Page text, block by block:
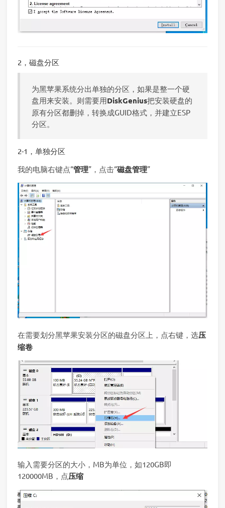
2，磁盘分区
为黑苹果系统分出单独的分区，如果是整一个硬
盘用来安装。则需要用DiskGenius把安装硬盘的
原有分区都删掉，转换成GUID格式，并建立ESP
分区。
2-1，单独分区
我的电脑右键点“管理”，点击“磁盘管理”
在需要划分黑苹果安装分区的磁盘分区上，点右键，选压
缩卷
输入需要分区的大小，MB为单位，如120GB即
120000MB，点压缩